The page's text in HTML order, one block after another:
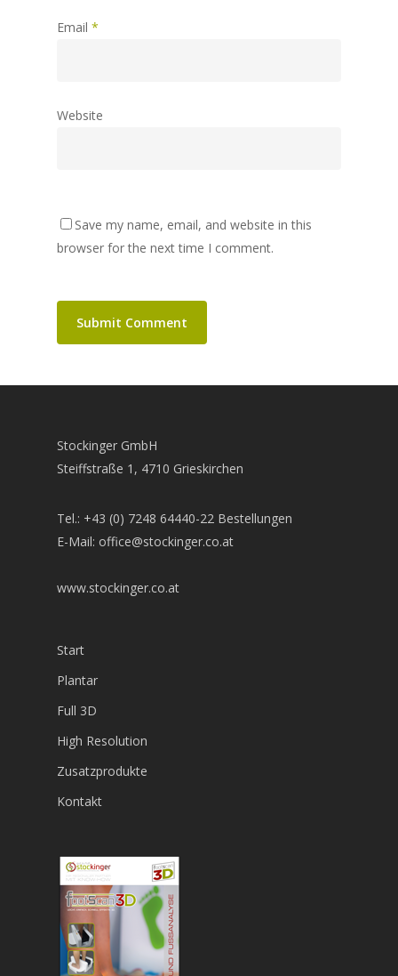
Email *
Website
Save my name, email, and website in this
browser for the next time I comment.
Stockinger GmbH
Steiffstraße 1, 4710 Grieskirchen
Tel.: +43 (0) 7248 64440-22 Bestellungen
E-Mail: office@stockinger.co.at
www.stockinger.co.at
Start
Plantar
Full 3D
High Resolution
Zusatzprodukte
Kontakt